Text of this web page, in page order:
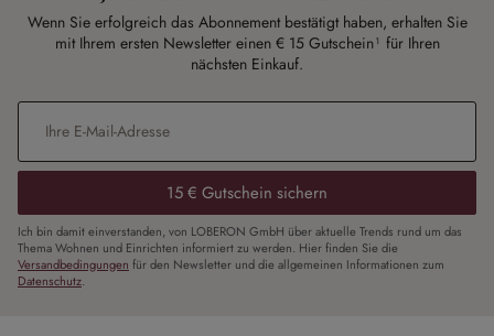
Wenn Sie erfolgreich das Abonnement bestätigt haben, erhalten Sie
mit Ihrem ersten Newsletter einen € 15 Gutschein¹ für Ihren
nächsten Einkauf.
E-Mail-Adresse
15 € Gutschein sichern
Ich bin damit einverstanden, von LOBERON GmbH über aktuelle Trends rund um das
Thema Wohnen und Einrichten informiert zu werden. Hier finden Sie die
Versandbedingungen für den Newsletter und die allgemeinen Informationen zum
Datenschutz.